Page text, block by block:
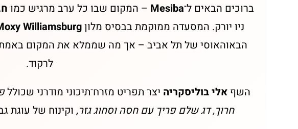
ברוכים הבאים ל־Mesiba – המקום שבו כל ערב מרגיש כמו
ניו יורק. המסעדה ממוקמת בבסיס מלוןWilliamsburg
הבאוהאוסי של תל אביב – אך מה שממלא את המקום באמת
לרקוד.
השף אלי בוליסקריה יצר תפריט מזרח־תיכוני מודרני שכולל
חרוך, דג שלם פריך עם חסה וסחוג גזר,וקינוח של עוגת